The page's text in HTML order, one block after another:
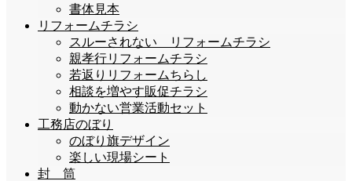
書体見本
リフォームチラシ
スルーされない リフォームチラシ
親孝行リフォームチラシ
若返りリフォームちらし
相談を増やす販促チラシ
動かない営業活動セット
工務店のぼり
のぼり旗デザイン
楽しい現場シート
封 筒